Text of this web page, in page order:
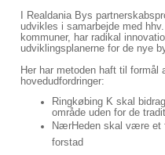
I Realdania Bys
udvikles i samarbejde med
kommuner, har radikal
udviklingsplanerne for de nye
Her har metoden haft til formål
hovedudfordringer:
Ringkøbing K skal
område uden for de
NærHeden skal være et
forstad